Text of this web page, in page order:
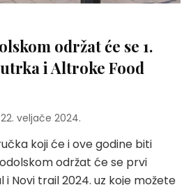
održat će se 1.
i Altroke Food
22. veljače 2024.
koji će i ove godine biti
održat će se prvi
Novi trail 2024. uz koje možete